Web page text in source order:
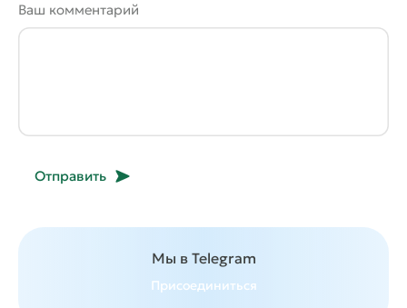
Ваш комментарий
Отправить
Мы в Telegram
Присоединиться